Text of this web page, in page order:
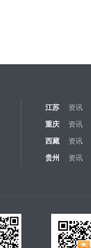
江苏 资讯
重庆
资讯
西藏
资讯
贵州
资讯